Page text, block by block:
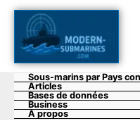
Aller
contenu
Sous-marins par Pays
Articles
Bases de données
Business
A propos